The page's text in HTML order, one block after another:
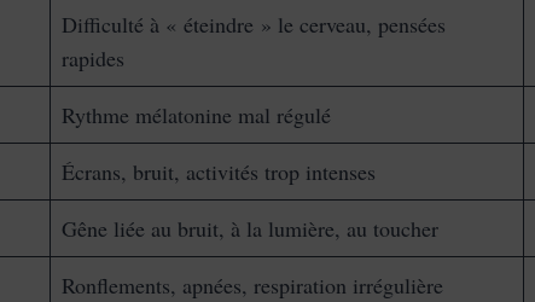
Difficulté à « éteindre » le cerveau, pensées
rapides
Rythme mélatonine mal régulé
Écrans, bruit, activités trop intenses
Gêne liée au bruit, à la lumière, au toucher
Ronflements, apnées, respiration irrégulière